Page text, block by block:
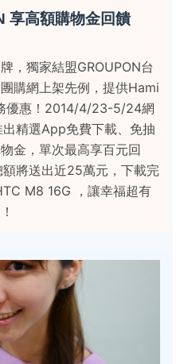
享高額購物金回饋
，獨家結盟GROUPON台
購網上架先例，提供Hami
優惠！2014/4/23-5/24網
精選App免費下載、免抽
金，單次最高享百元回
將送出近25萬元，下載完
M8 16G ，讓幸福超有